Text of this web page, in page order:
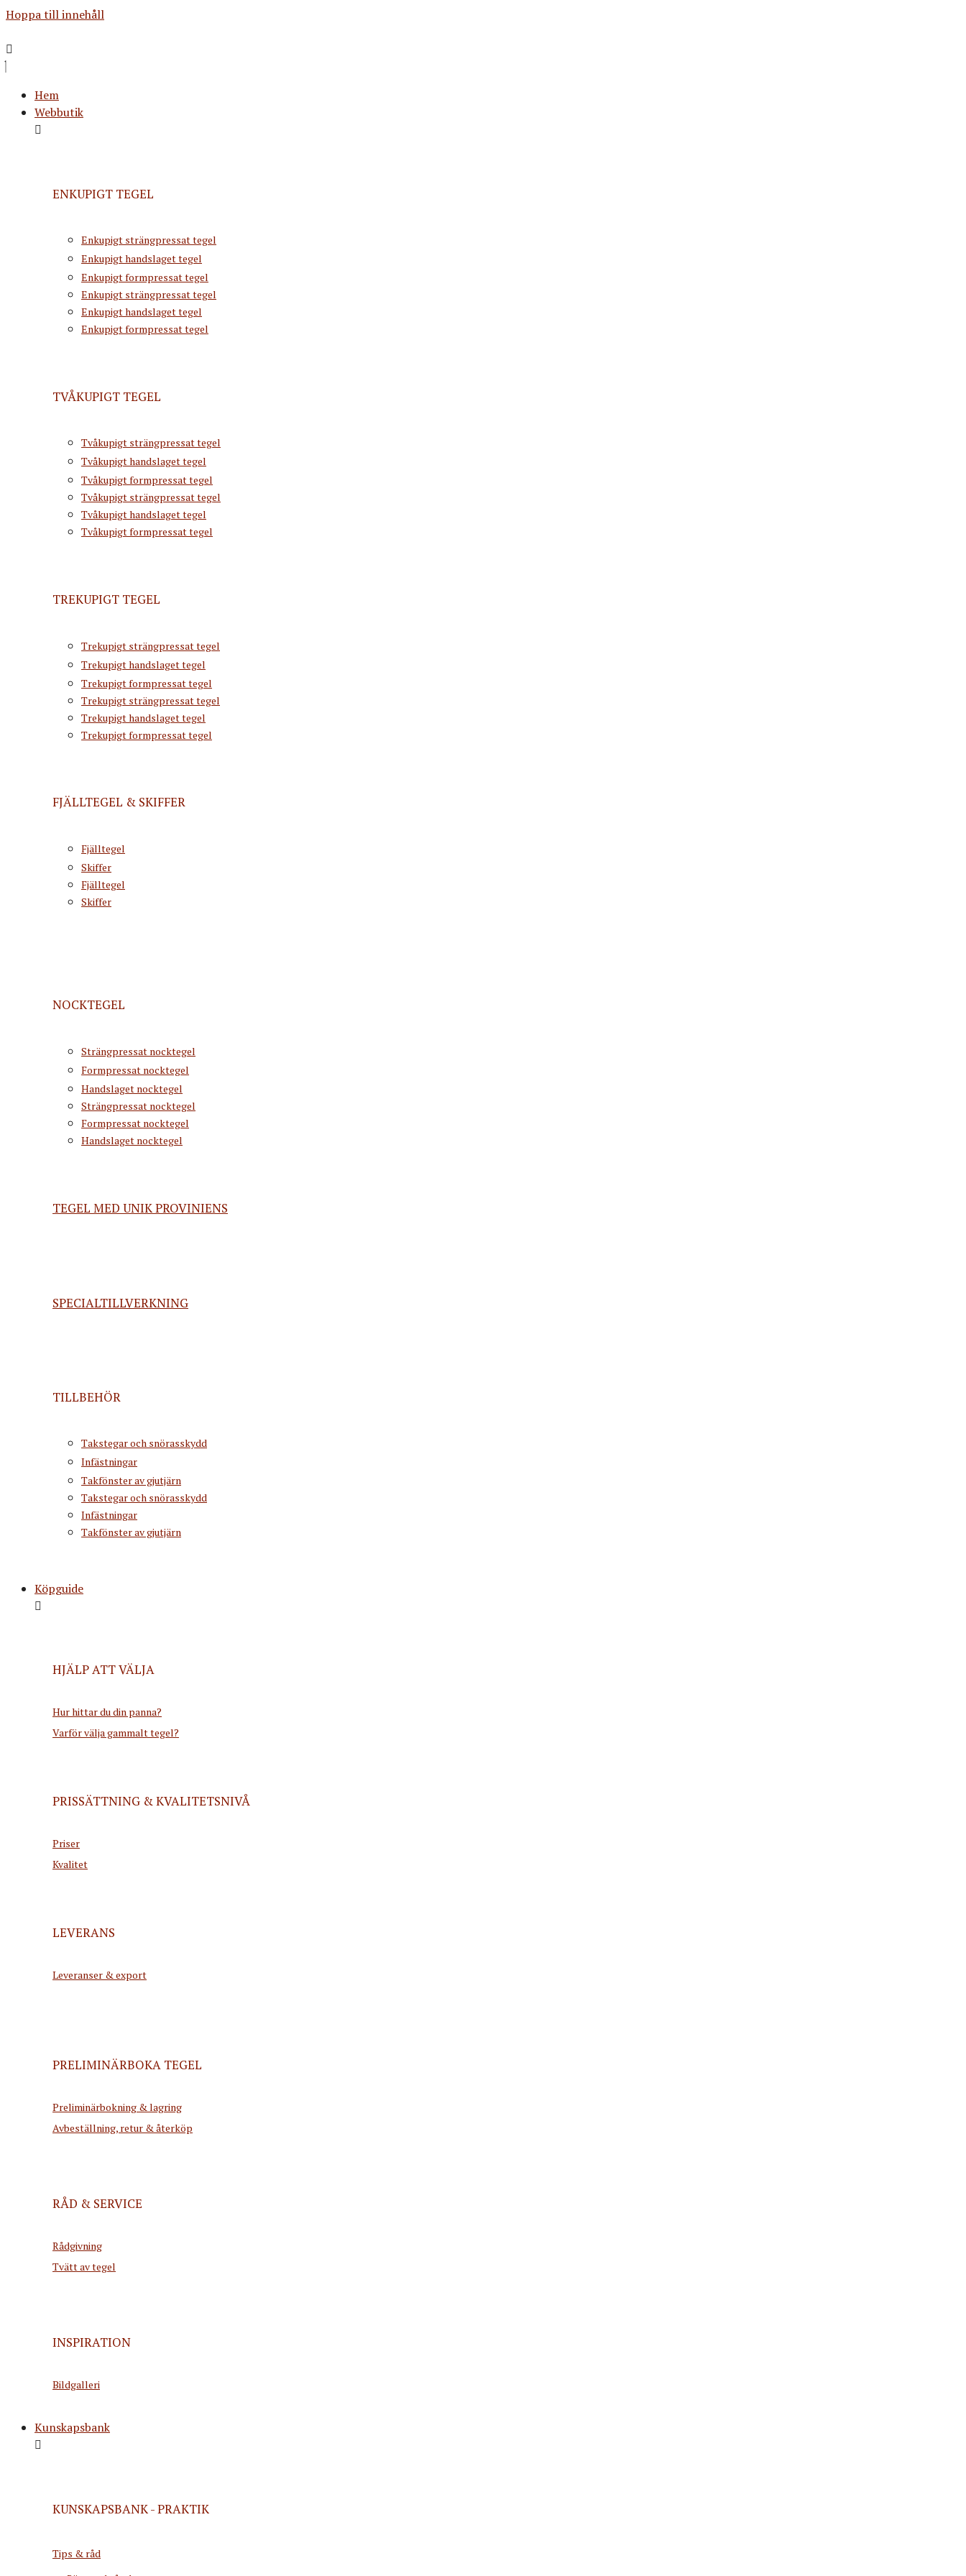
Hoppa till innehåll
Hem
Webbutik
ENKUPIGT TEGEL
Enkupigt strängpressat tegel
Enkupigt handslaget tegel
Enkupigt formpressat tegel
Enkupigt strängpressat tegel
Enkupigt handslaget tegel
Enkupigt formpressat tegel
TVÅKUPIGT TEGEL
Tvåkupigt strängpressat tegel
Tvåkupigt handslaget tegel
Tvåkupigt formpressat tegel
Tvåkupigt strängpressat tegel
Tvåkupigt handslaget tegel
Tvåkupigt formpressat tegel
TREKUPIGT TEGEL
Trekupigt strängpressat tegel
Trekupigt handslaget tegel
Trekupigt formpressat tegel
Trekupigt strängpressat tegel
Trekupigt handslaget tegel
Trekupigt formpressat tegel
FJÄLLTEGEL & SKIFFER
Fjälltegel
Skiffer
Fjälltegel
Skiffer
NOCKTEGEL
Strängpressat nocktegel
Formpressat nocktegel
Handslaget nocktegel
Strängpressat nocktegel
Formpressat nocktegel
Handslaget nocktegel
TEGEL MED UNIK PROVINIENS
SPECIALTILLVERKNING
TILLBEHÖR
Takstegar och snörasskydd
Infästningar
Takfönster av gjutjärn
Takstegar och snörasskydd
Infästningar
Takfönster av gjutjärn
Köpguide
HJÄLP ATT VÄLJA
Hur hittar du din panna?
Varför välja gammalt tegel?
PRISSÄTTNING & KVALITETSNIVÅ
Priser
Kvalitet
LEVERANS
Leveranser & export
PRELIMINÄRBOKA TEGEL
Preliminärbokning & lagring
Avbeställning, retur & återköp
RÅD & SERVICE
Rådgivning
Tvätt av tegel
INSPIRATION
Bildgalleri
Kunskapsbank
KUNSKAPSBANK - PRAKTIK
Tips & råd